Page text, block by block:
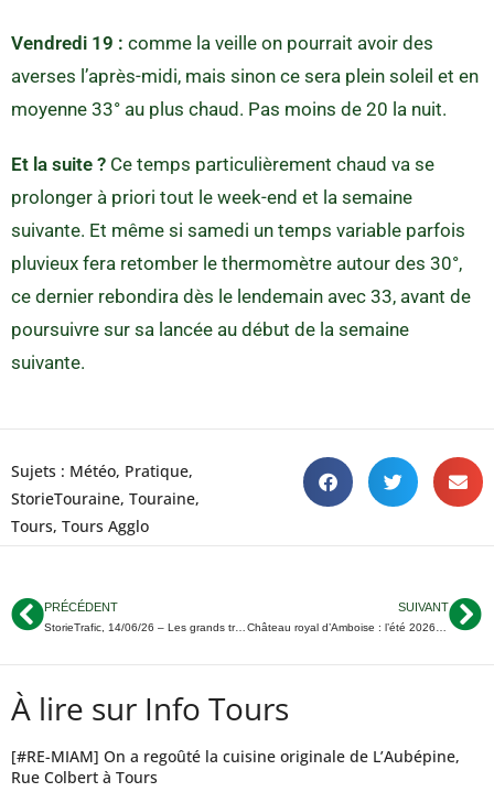
Vendredi 19 : comme la veille on pourrait avoir des
averses l’après-midi, mais sinon ce sera plein soleil et en
moyenne 33° au plus chaud. Pas moins de 20 la nuit.
Et la suite ? Ce temps particulièrement chaud va se
prolonger à priori tout le week-end et la semaine
suivante. Et même si samedi un temps variable parfois
pluvieux fera retomber le thermomètre autour des 30°,
ce dernier rebondira dès le lendemain avec 33, avant de
poursuivre sur sa lancée au début de la semaine
suivante.
Sujets : Météo, Pratique,
StorieTouraine, Touraine,
Tours, Tours Agglo
PRÉCÉDENT
StorieTrafic, 14/06/26 – Les grands travaux débutent Boulevard Royer à Tours, et ça va durer un an
SUIVANT
À lire sur Info Tours
[#RE-MIAM] On a regoûté la cuisine originale de L’Aubépine,
Rue Colbert à Tours